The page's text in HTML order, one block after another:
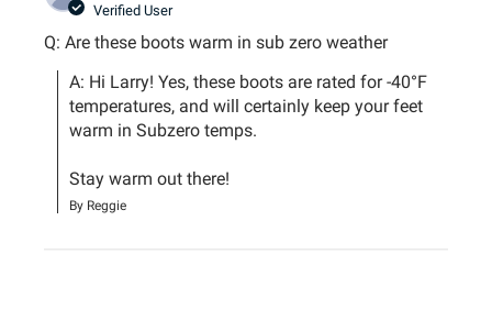
Verified User
Q: Are these boots warm in sub zero weather
A: Hi Larry! Yes, these boots are rated for -40°F
temperatures, and will certainly keep your feet
warm in Subzero temps.
Stay warm out there!
By Reggie